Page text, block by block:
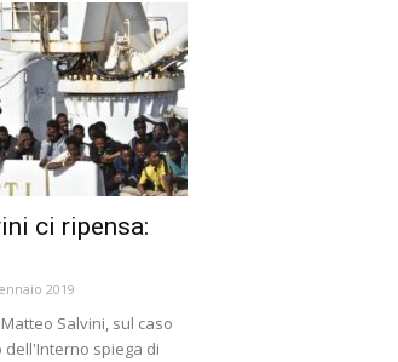
ci ripensa:
2019
Salvini, sul caso
dell'Interno spiega di